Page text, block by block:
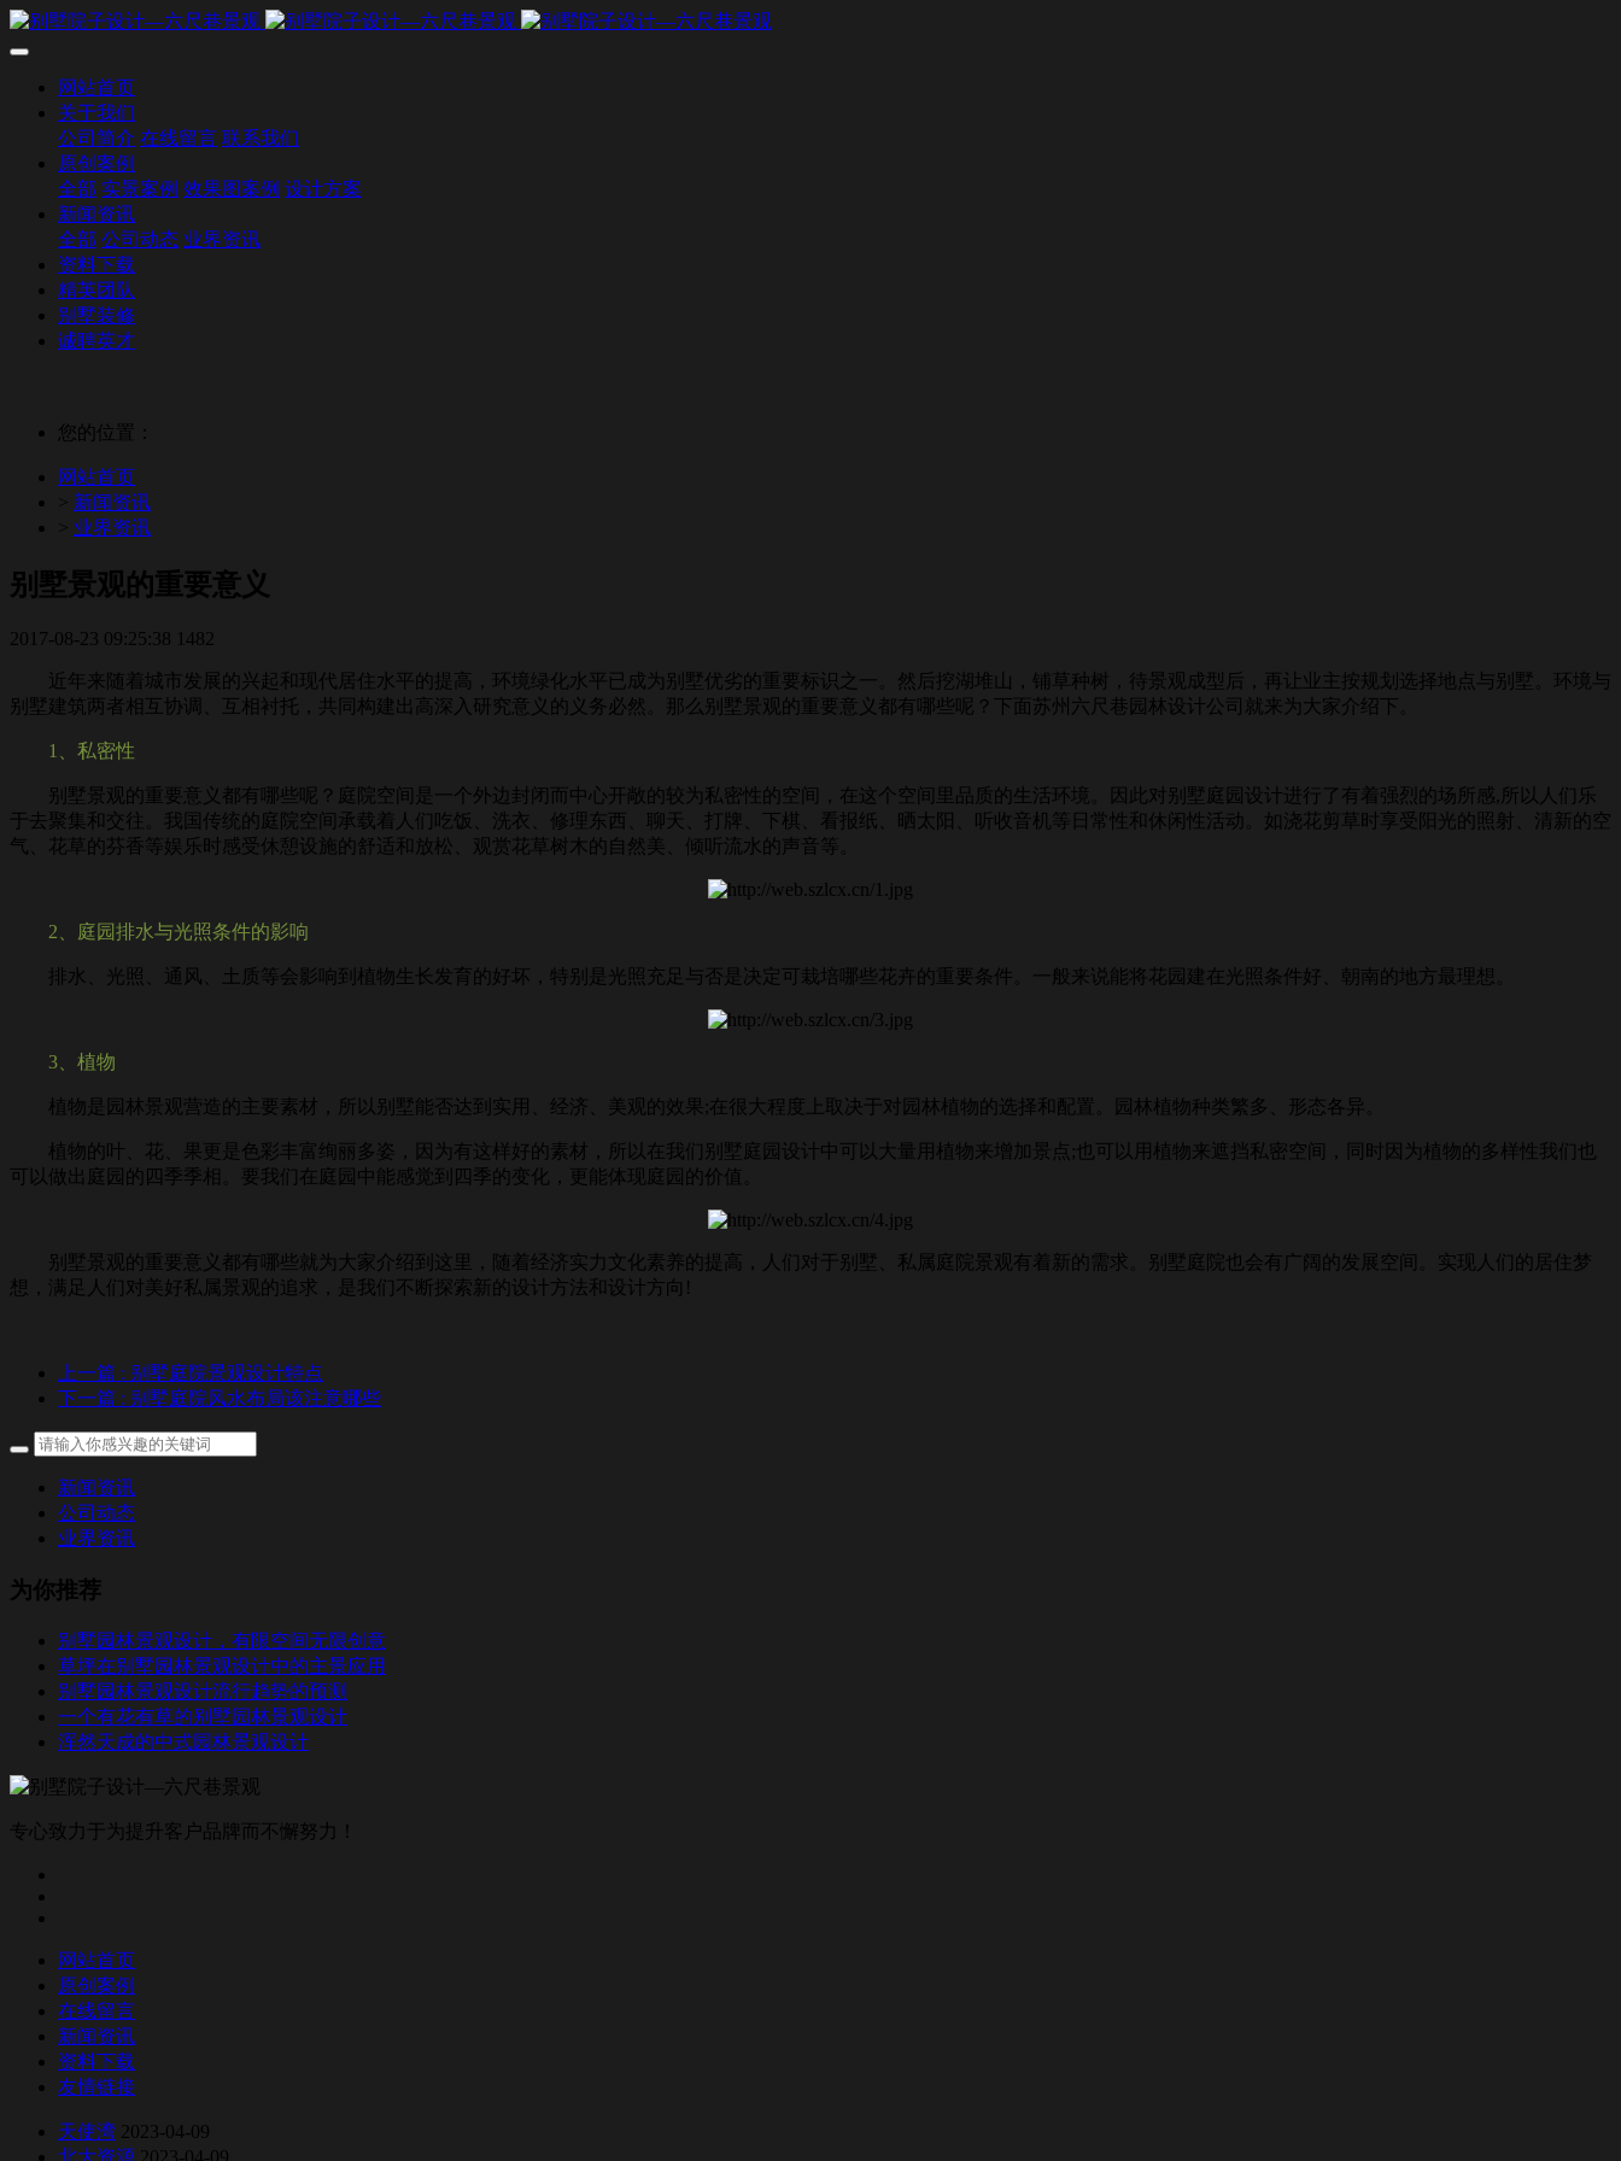
网站首页
关于我们
公司简介 在线留言 联系我们
原创案例
全部 实景案例 效果图案例 设计方案
新闻资讯
全部 公司动态 业界资讯
资料下载
精英团队
别墅装修
诚聘英才
您的位置：
网站首页
> 新闻资讯
> 业界资讯
别墅景观的重要意义
2017-08-23 09:25:38 1482
近年来随着城市发展的兴起和现代居住水平的提高，环境绿化水平已成为别墅优劣的重要标识之一。然后挖湖堆山，铺草种树，待景观成型后，再让业主按规划选择地点与别墅。环境与
别墅建筑两者相互协调、互相衬托，共同构建出高深入研究意义的义务必然。那么别墅景观的重要意义都有哪些呢？下面苏州六尺巷园林设计公司就来为大家介绍下。
1、私密性
别墅景观的重要意义都有哪些呢？庭院空间是一个外边封闭而中心开敞的较为私密性的空间，在这个空间里品质的生活环境。因此对别墅庭园设计进行了有着强烈的场所感,所以人们乐
于去聚集和交往。我国传统的庭院空间承载着人们吃饭、洗衣、修理东西、聊天、打牌、下棋、看报纸、晒太阳、听收音机等日常性和休闲性活动。如浇花剪草时享受阳光的照射、清新的空
气、花草的芬香等娱乐时感受休憩设施的舒适和放松、观赏花草树木的自然美、倾听流水的声音等。
2、庭园排水与光照条件的影响
排水、光照、通风、土质等会影响到植物生长发育的好坏，特别是光照充足与否是决定可栽培哪些花卉的重要条件。一般来说能将花园建在光照条件好、朝南的地方最理想。
3、植物
植物是园林景观营造的主要素材，所以别墅能否达到实用、经济、美观的效果;在很大程度上取决于对园林植物的选择和配置。园林植物种类繁多、形态各异。
植物的叶、花、果更是色彩丰富绚丽多姿，因为有这样好的素材，所以在我们别墅庭园设计中可以大量用植物来增加景点;也可以用植物来遮挡私密空间，同时因为植物的多样性我们也
可以做出庭园的四季季相。要我们在庭园中能感觉到四季的变化，更能体现庭园的价值。
别墅景观的重要意义都有哪些就为大家介绍到这里，随着经济实力文化素养的提高，人们对于别墅、私属庭院景观有着新的需求。别墅庭院也会有广阔的发展空间。实现人们的居住梦
想，满足人们对美好私属景观的追求，是我们不断探索新的设计方法和设计方向!
上一篇 : 别墅庭院景观设计特点
下一篇 : 别墅庭院风水布局该注意哪些
新闻资讯
公司动态
业界资讯
为你推荐
别墅园林景观设计，有限空间无限创意
草坪在别墅园林景观设计中的主景应用
别墅园林景观设计流行趋势的预测
一个有花有草的别墅园林景观设计
浑然天成的中式园林景观设计
专心致力于为提升客户品牌而不懈努力！
网站首页
原创案例
在线留言
新闻资讯
资料下载
友情链接
天使湾 2023-04-09
北大资源 2023-04-09